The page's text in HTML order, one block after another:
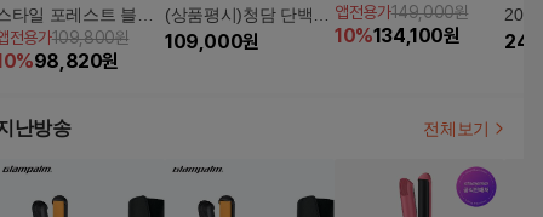
타일 포레스트 블랙
인지 염색샴푸 시그
처 더블 구성(6통+고
전용가109,800원
%98,820원
(상품평시)청담 단백질
샴푸 300ml
109,000원
앱전용가149,000원
10%134,100원
201
난방송 전체보기